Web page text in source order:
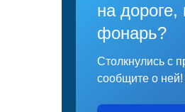
на дороге,
фонарь?
Столкнулись с
сообщите о ней!